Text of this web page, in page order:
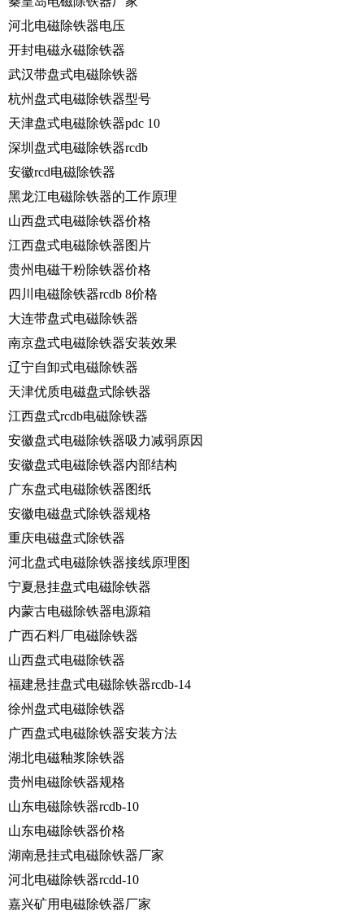
河北电磁除铁器电压
开封电磁永磁除铁器
武汉带盘式电磁除铁器
杭州盘式电磁除铁器型号
天津盘式电磁除铁器pdc 10
深圳盘式电磁除铁器rcdb
安徽rcd电磁除铁器
黑龙江电磁除铁器的工作原理
山西盘式电磁除铁器价格
江西盘式电磁除铁器图片
贵州电磁干粉除铁器价格
四川电磁除铁器rcdb 8价格
大连带盘式电磁除铁器
南京盘式电磁除铁器安装效果
辽宁自卸式电磁除铁器
天津优质电磁盘式除铁器
江西盘式rcdb电磁除铁器
安徽盘式电磁除铁器吸力减弱原因
安徽盘式电磁除铁器内部结构
广东盘式电磁除铁器图纸
安徽电磁盘式除铁器规格
重庆电磁盘式除铁器
河北盘式电磁除铁器接线原理图
宁夏悬挂盘式电磁除铁器
内蒙古电磁除铁器电源箱
广西石料厂电磁除铁器
山西盘式电磁除铁器
福建悬挂盘式电磁除铁器rcdb-14
徐州盘式电磁除铁器
广西盘式电磁除铁器安装方法
湖北电磁釉浆除铁器
贵州电磁除铁器规格
山东电磁除铁器rcdb-10
山东电磁除铁器价格
湖南悬挂式电磁除铁器厂家
河北电磁除铁器rcdd-10
嘉兴矿用电磁除铁器厂家